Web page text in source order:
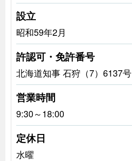
設立
昭和59年2月
許認可・免許番号
北海道知事 石狩（7）6137号
営業時間
9:30～18:00
定休日
水曜